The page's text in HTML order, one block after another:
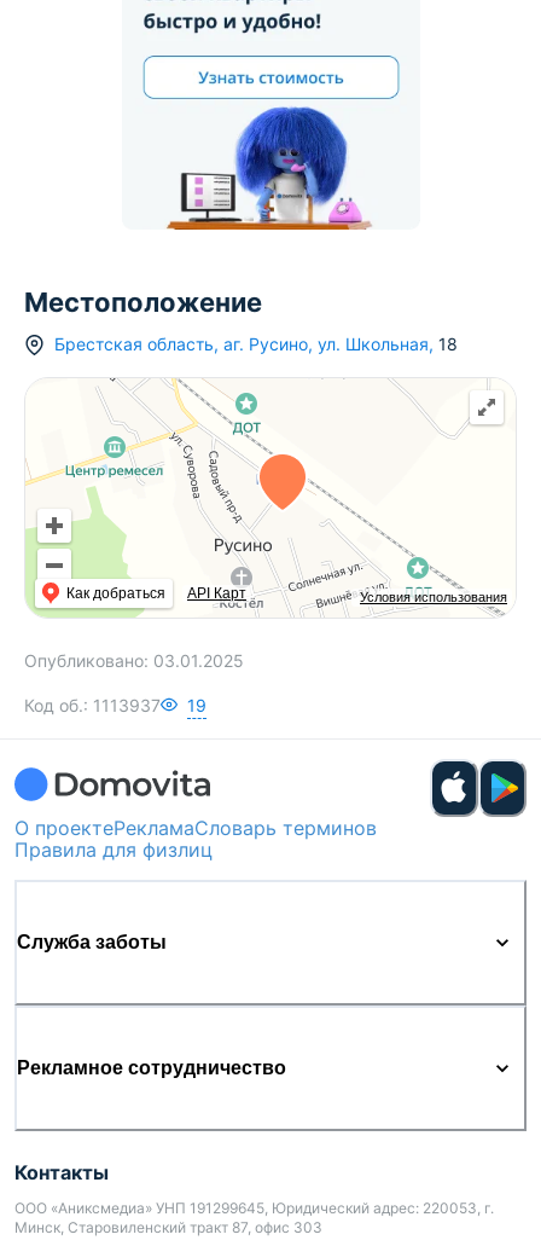
Местоположение
Брестская область, аг. Русино, ул. Школьная, 18
Условия использования
Как добраться API Карт
Опубликовано: 03.01.2025
Код об.: 1113937 19
О проектеРекламаСловарь терминов
Правила для физлиц
Служба заботы
Рекламное сотрудничество
Контакты
ООО «Аниксмедиа» УНП 191299645, Юридический адрес: 220053, г.
Минск, Старовиленский тракт 87, офис 303